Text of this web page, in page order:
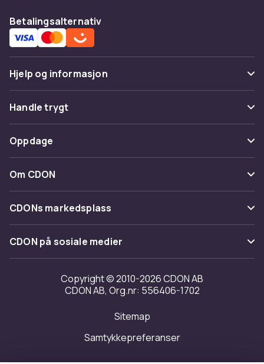
Betalingsalternativ
Hjelp og informasjon
Vanlige spørsmål
Spor pakke
Angre & returner her
Kontakt oss
Handle trygt
Betaling
Levering
Tilbakekallinger
Oppdage
Kategorier
Varemerker
Om CDON
Om oss
Kundeanmeldelser
Jobbe på CDON
Investor relations
Tilgjengelighet
CDONs markedsplass
Merchant Help Center
CDON på sosiale medier
Copyright © 2010-2026 CDON AB
CDON AB, Org.nr: 556406-1702
Sitemap
Samtykkepreferanser